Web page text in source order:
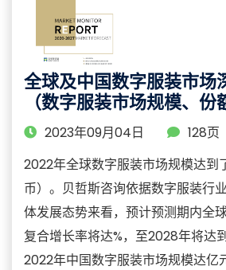
全球及中国数字服装市场
（数字服装市场规模、份
分析）
2023年09月04日
128页
2022年全球数字服装市场规模达到
币）。贝哲斯咨询依据数字服装行
体发展态势来看，预计预测期内全
复合增长率将达%，至2028年将达
2022年中国数字服装市场规模达亿